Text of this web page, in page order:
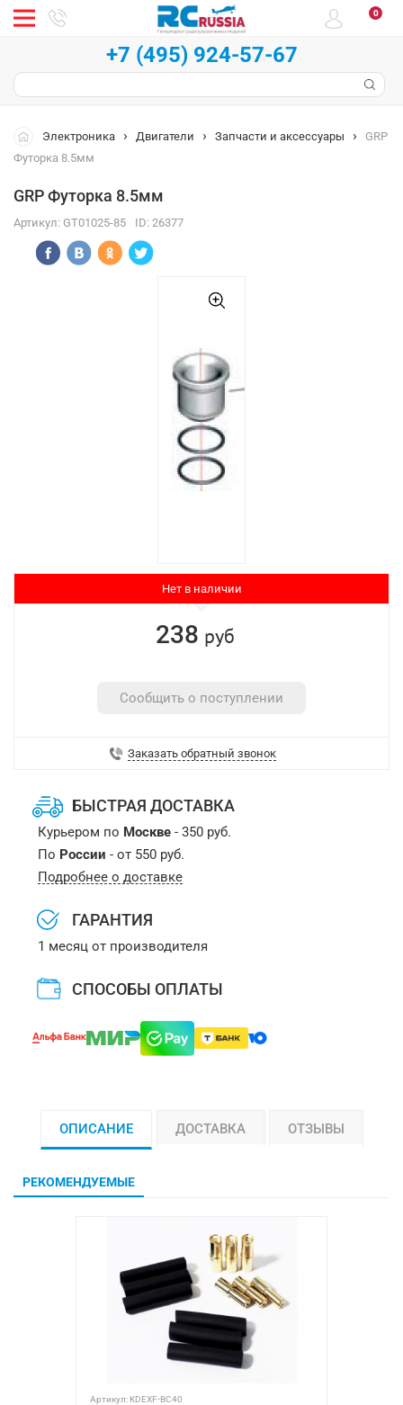
0
+7 (495) 924-57-67
Электроника Двигатели Запчасти и аксессуары
GRP
Футорка 8.5мм
GRP Футорка 8.5мм
Артикул: GT01025-85 ID: 26377
Нет в наличии
238 руб
Сообщить о поступлении
Заказать обратный звонок
БЫСТРАЯ ДОСТАВКА
Курьером по Москве- 350 руб.
По России - от 550 руб.
Подробнее о доставке
ГАРАНТИЯ
1 месяц от производителя
СПОСОБЫ ОПЛАТЫ
ОПИСАНИЕ ДОСТАВКА ОТЗЫВЫ
РЕКОМЕНДУЕМЫЕ
Артикул: KDEXF-BC40